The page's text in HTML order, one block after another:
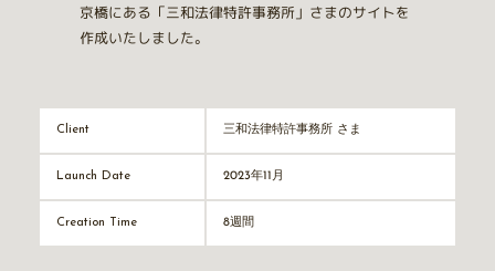
京橋にある「三和法律特許事務所」さまのサイトを
作成いたしました。
Client 三和法律特許事務所 さま
Launch Date 2023年11月
Creation Time 8週間